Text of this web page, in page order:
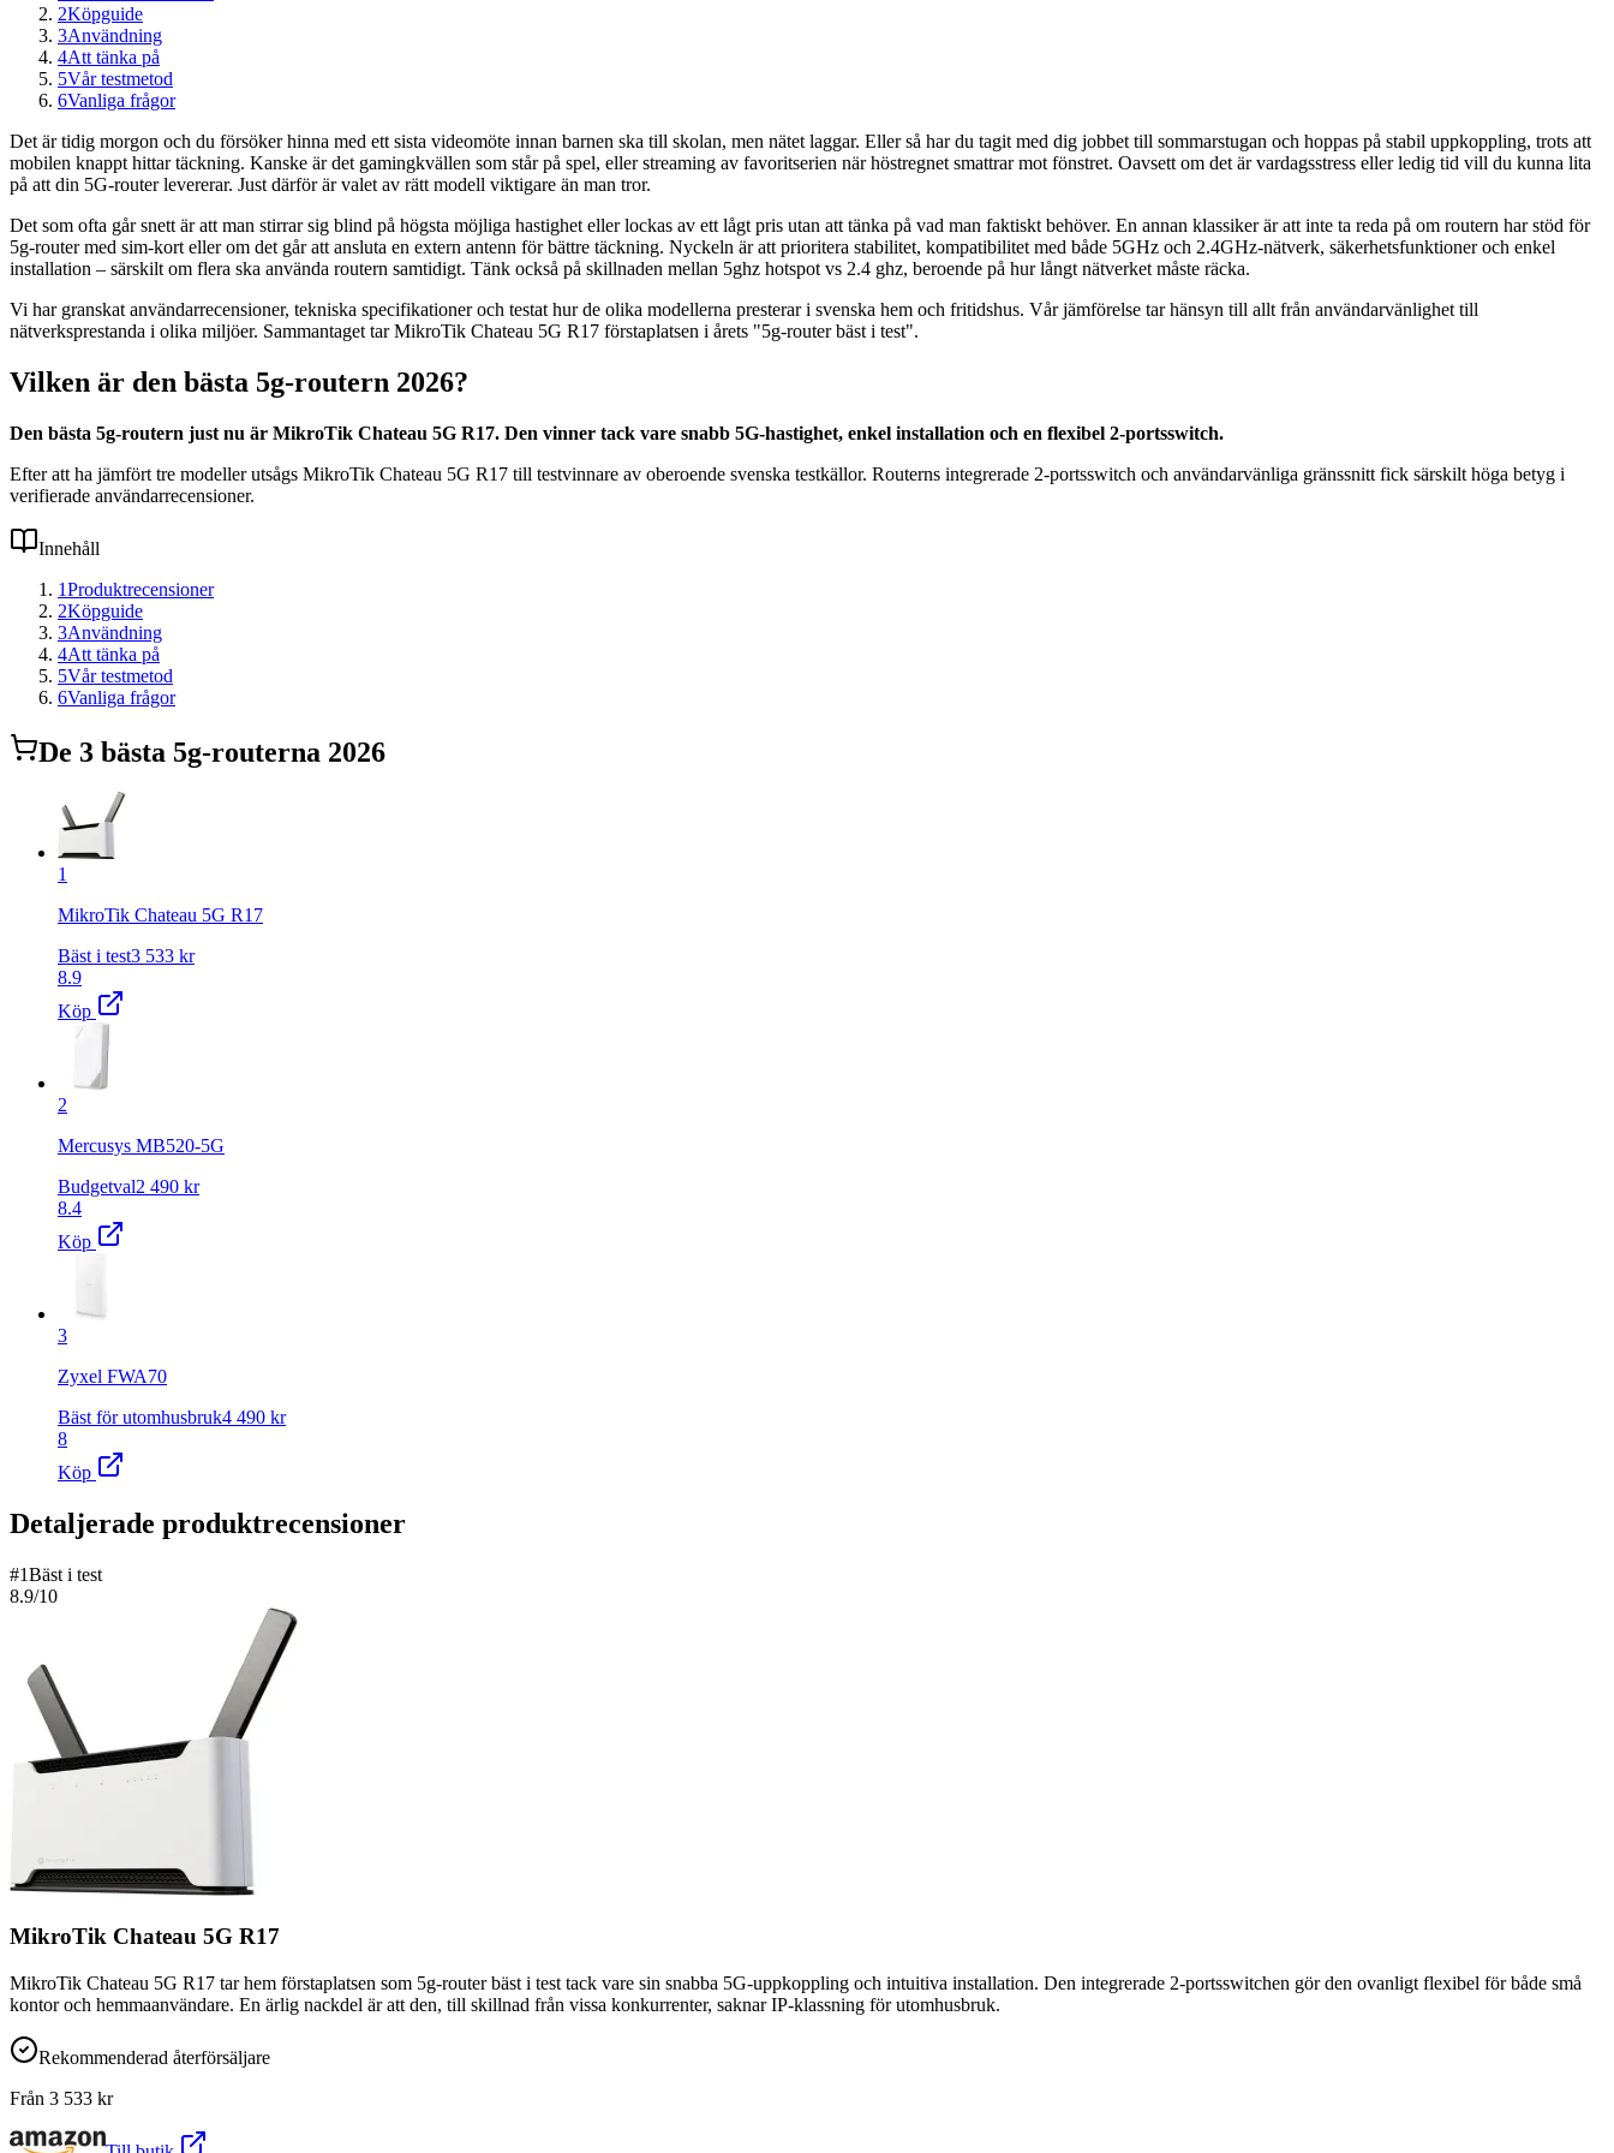
2Köpguide
3Användning
4Att tänka på
5Vår testmetod
6Vanliga frågor
Det är tidig morgon och du försöker hinna med ett sista videomöte innan barnen ska till skolan, men nätet laggar. Eller så har du tagit med dig jobbet till sommarstugan och hoppas på stabil uppkoppling, trots att
mobilen knappt hittar täckning. Kanske är det gamingkvällen som står på spel, eller streaming av favoritserien när höstregnet smattrar mot fönstret. Oavsett om det är vardagsstress eller ledig tid vill du kunna lita
på att din 5G-router levererar. Just därför är valet av rätt modell viktigare än man tror.
Det som ofta går snett är att man stirrar sig blind på högsta möjliga hastighet eller lockas av ett lågt pris utan att tänka på vad man faktiskt behöver. En annan klassiker är att inte ta reda på om routern har stöd för
5g-router med sim-kort eller om det går att ansluta en extern antenn för bättre täckning. Nyckeln är att prioritera stabilitet, kompatibilitet med både 5GHz och 2.4GHz-nätverk, säkerhetsfunktioner och enkel
installation – särskilt om flera ska använda routern samtidigt. Tänk också på skillnaden mellan 5ghz hotspot vs 2.4 ghz, beroende på hur långt nätverket måste räcka.
Vi har granskat användarrecensioner, tekniska specifikationer och testat hur de olika modellerna presterar i svenska hem och fritidshus. Vår jämförelse tar hänsyn till allt från användarvänlighet till
nätverksprestanda i olika miljöer. Sammantaget tar MikroTik Chateau 5G R17 förstaplatsen i årets "5g-router bäst i test".
Vilken är den bästa 5g-routern 2026?
Den bästa 5g-routern just nu är MikroTik Chateau 5G R17. Den vinner tack vare snabb 5G-hastighet, enkel installation och en flexibel 2-portsswitch.
Efter att ha jämfört tre modeller utsågs MikroTik Chateau 5G R17 till testvinnare av oberoende svenska testkällor. Routerns integrerade 2-portsswitch och användarvänliga gränssnitt fick särskilt höga betyg i
verifierade användarrecensioner.
Innehåll
1Produktrecensioner
2Köpguide
3Användning
4Att tänka på
5Vår testmetod
6Vanliga frågor
De 3 bästa 5g-routerna 2026
1
MikroTik Chateau 5G R17
Bäst i test3 533 kr
8.9
Köp
2
Mercusys MB520-5G
Budgetval2 490 kr
8.4
Köp
3
Zyxel FWA70
Bäst för utomhusbruk4 490 kr
8
Köp
Detaljerade produktrecensioner
#1Bäst i test
8.9/10
MikroTik Chateau 5G R17
MikroTik Chateau 5G R17 tar hem förstaplatsen som 5g-router bäst i test tack vare sin snabba 5G-uppkoppling och intuitiva installation. Den integrerade 2-portsswitchen gör den ovanligt flexibel för både små
kontor och hemmaanvändare. En ärlig nackdel är att den, till skillnad från vissa konkurrenter, saknar IP-klassning för utomhusbruk.
Rekommenderad återförsäljare
Från 3 533 kr